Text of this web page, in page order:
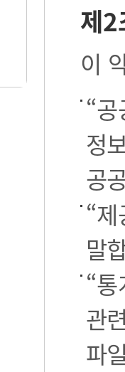
제2
이
“
정
공
“
말
“
관
파